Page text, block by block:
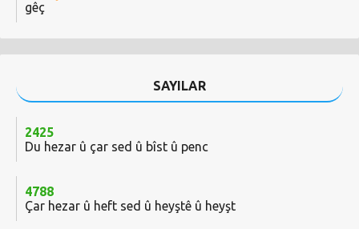
gêç
SAYILAR
2425
Du hezar û çar sed û bîst û penc
4788
Çar hezar û heft sed û heyştê û heyşt